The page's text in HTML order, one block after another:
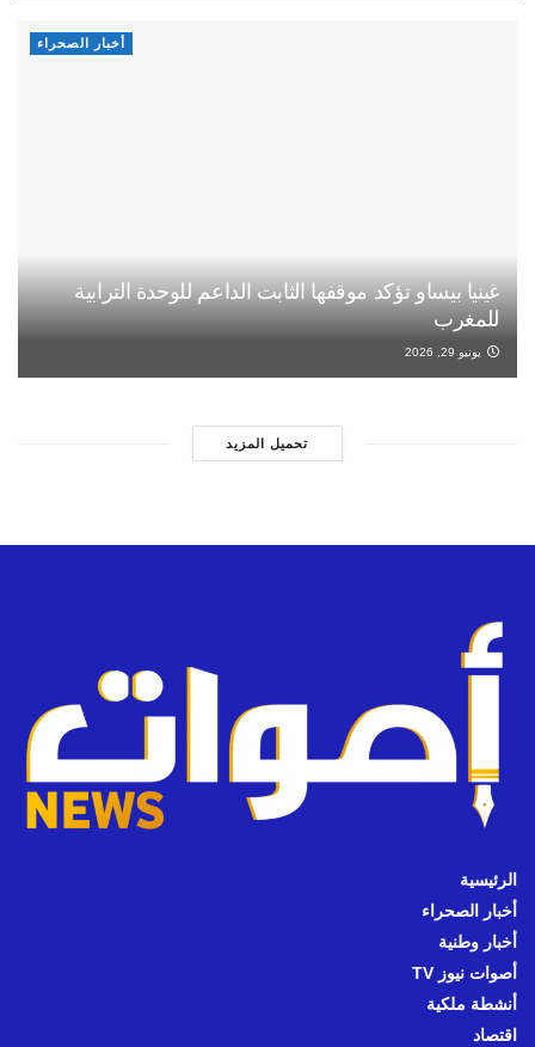
أخبار الصحراء
غينيا بيساو تؤكد موقفها الثابت الداعم للوحدة الترابية
للمغرب
يونيو 29, 2026
تحميل المزيد
الرئيسية
أخبار الصحراء
أخبار وطنية
أصوات نيوز TV
أنشطة ملكية
اقتصاد